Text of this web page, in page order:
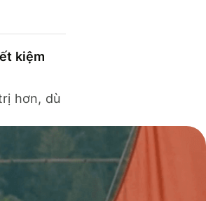
kiệm
hơn, dù